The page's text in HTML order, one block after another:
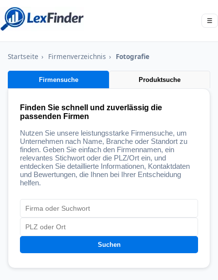
☰
Startseite › Firmenverzeichnis › Fotografie
Firmensuche Produktsuche
Finden Sie schnell und zuverlässig die
passenden Firmen
Nutzen Sie unsere leistungsstarke Firmensuche, um
Unternehmen nach Name, Branche oder Standort zu
finden. Geben Sie einfach den Firmennamen, ein
relevantes Stichwort oder die PLZ/Ort ein, und
entdecken Sie detaillierte Informationen, Kontaktdaten
und Bewertungen, die Ihnen bei Ihrer Entscheidung
helfen.
Suchen